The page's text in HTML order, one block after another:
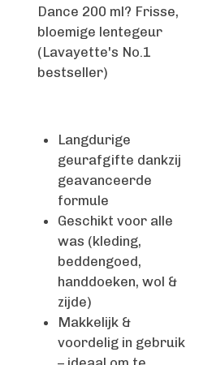
Dance 200 ml? Frisse,
bloemige lentegeur
(Lavayette's No.1
bestseller)
Langdurige
geurafgifte dankzij
geavanceerde
formule
Geschikt voor alle
was (kleding,
beddengoed,
handdoeken, wol &
zijde)
Makkelijk &
voordelig in gebruik